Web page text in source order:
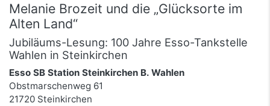
Melanie Brozeit und die „Glücksorte im
Alten Land“
Jubiläums-Lesung: 100 Jahre Esso-Tankstelle
Wahlen in Steinkirchen
Esso SB Station Steinkirchen B. Wahlen
Obstmarschenweg 61
21720 Steinkirchen